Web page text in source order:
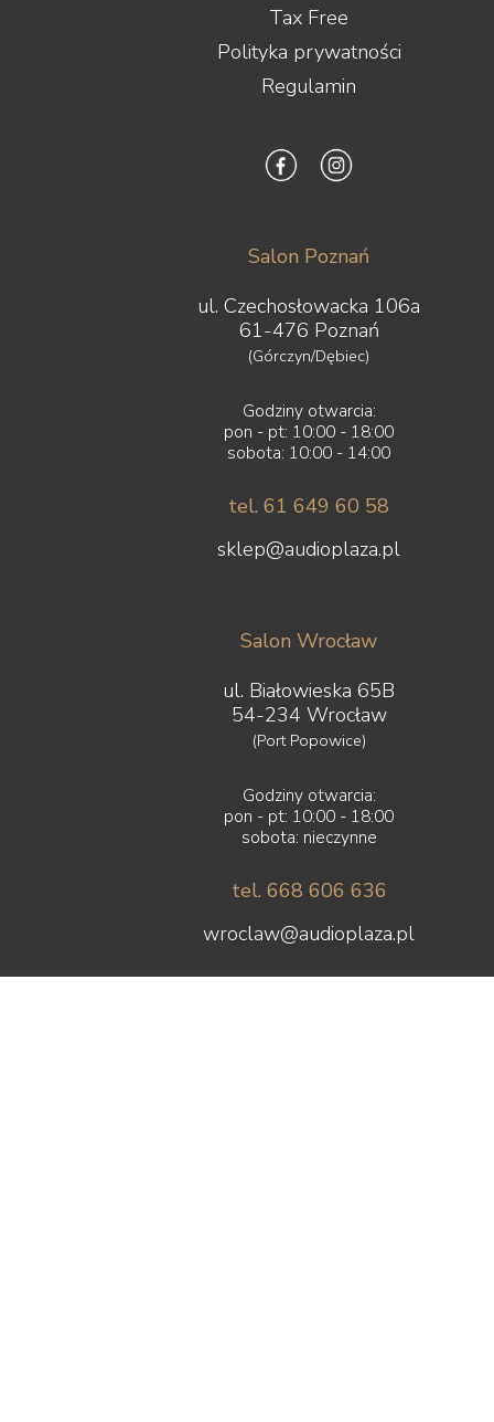
Tax Free
Polityka prywatności
Regulamin
Salon Poznań
ul. Czechosłowacka 106a
61-476 Poznań
(Górczyn/Dębiec)
Godziny otwarcia:
pon - pt: 10:00 - 18:00
sobota: 10:00 - 14:00
tel. 61 649 60 58
sklep@audioplaza.pl
Salon Wrocław
ul. Białowieska 65B
54-234 Wrocław
(Port Popowice)
Godziny otwarcia:
pon - pt: 10:00 - 18:00
sobota: nieczynne
tel. 668 606 636
wroclaw@audioplaza.pl